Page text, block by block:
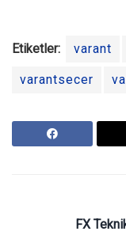
Etiketler: varant
varantsecer
FX